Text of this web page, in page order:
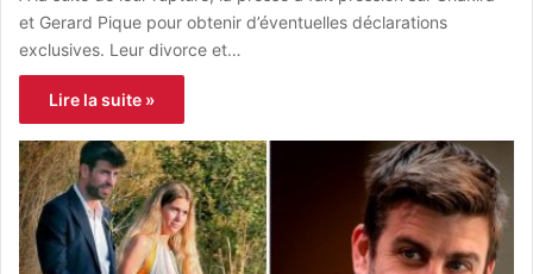
et Gerard Pique pour obtenir d’éventuelles déclarations
exclusives. Leur divorce et…
Lire la suite »